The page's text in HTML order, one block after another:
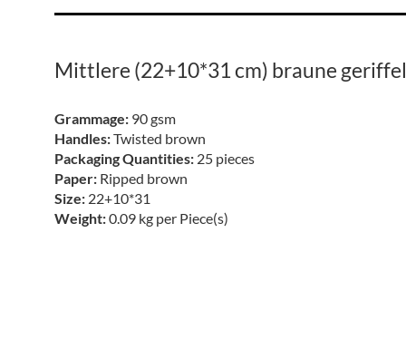
Mittlere (22+10*31 cm) braune
Grammage: 90 gsm
Handles:Twisted brown
Packaging Quantities: 25 pieces
Paper: Ripped brown
Size: 22+10*31
Weight:0.09 kg per Piece(s)